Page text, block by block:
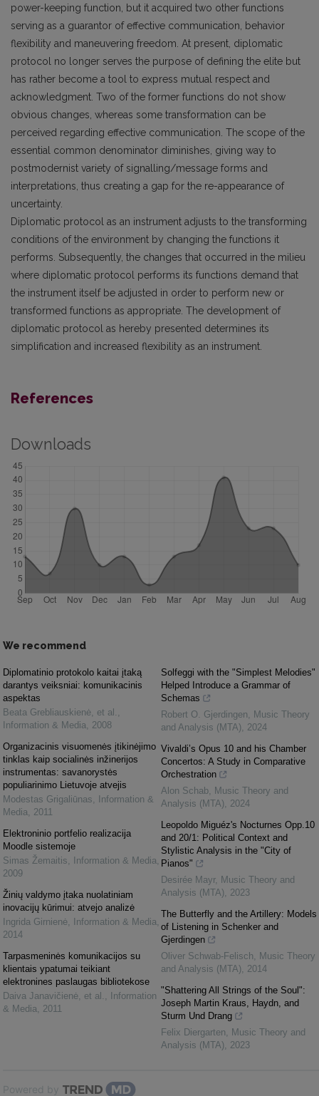
power-keeping function, but it acquired two other functions
serving as a guarantor of effective communication, behavior
flexibility and maneuvering freedom. At present, diplomatic
protocol no longer serves the purpose of defining the elite but
has rather become a tool to express mutual respect and
acknowledgment. Two of the former functions do not show
obvious changes, whereas some transformation can be
perceived regarding effective communication. The scope of the
essential common denominator diminishes, giving way to
postmodernist variety of signalling/message forms and
interpretations, thus creating a gap for the re-appearance of
uncertainty.
Diplomatic protocol as an instrument adjusts to the transforming
conditions of the environment by changing the functions it
performs. Subsequently, the changes that occurred in the milieu
where diplomatic protocol performs its functions demand that
the instrument itself be adjusted in order to perform new or
transformed functions as appropriate. The development of
diplomatic protocol as hereby presented determines its
simplification and increased flexibility as an instrument.
References
Downloads
We recommend
Diplomatinio protokolo kaitai įtaką
darantys veiksniai: komunikacinis
aspektas
Beata Grebliauskienė, et al. ,
Information & Media, 2008
Organizacinis visuomenės įtikinėjimo
tinklas kaip socialinės inžinerijos
instrumentas: savanorystės
populiarinimo Lietuvoje atvejis
Modestas Grigaliūnas,
Information &
Media, 2011
Elektroninio portfelio realizacija
Moodle sistemoje
Simas Žemaitis, Information & Media,
2009
Žinių valdymo įtaka nuolatiniam
inovacijų kūrimui: atvejo analizė
Ingrida Girnienė, Information & Media,
2014
Tarpasmeninės komunikacijos su
klientais ypatumai teikiant
elektronines paslaugas bibliotekose
Daiva Janavičienė, et al. ,
Information
& Media, 2011
Solfeggi with the "Simplest Melodies"
Helped Introduce a Grammar of
Schemas
Robert O. Gjerdingen, Music Theory
and Analysis (MTA), 2024
Vivaldi’s Opus 10 and his Chamber
Concertos: A Study in Comparative
Orchestration
Alon Schab, Music Theory and
Analysis (MTA), 2024
Leopoldo Miguéz's Nocturnes Opp.10
and 20/1: Political Context and
Stylistic Analysis in the "City of
Pianos"
Desirée Mayr, Music Theory and
Analysis (MTA), 2023
The Butterfly and the Artillery: Models
of Listening in Schenker and
Gjerdingen
Oliver Schwab-Felisch, Music Theory
and Analysis (MTA), 2014
"Shattering All Strings of the Soul":
Joseph Martin Kraus, Haydn, and
Sturm Und Drang
Felix Diergarten, Music Theory and
Analysis (MTA), 2023
Powered by